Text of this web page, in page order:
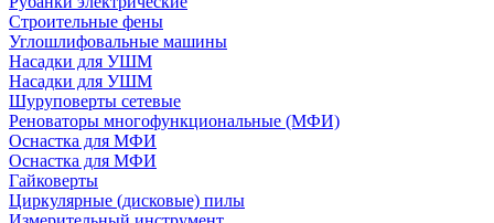
Строительные фены
Углошлифовальные машины
Насадки для УШМ
Насадки для УШМ
Шуруповерты сетевые
Реноваторы многофункциональные (МФИ)
Оснастка для МФИ
Оснастка для МФИ
Гайковерты
Циркулярные (дисковые) пилы